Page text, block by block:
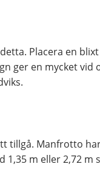
Placera en
ger en mycket
tillgå. Manfrotto
m eller 2,72